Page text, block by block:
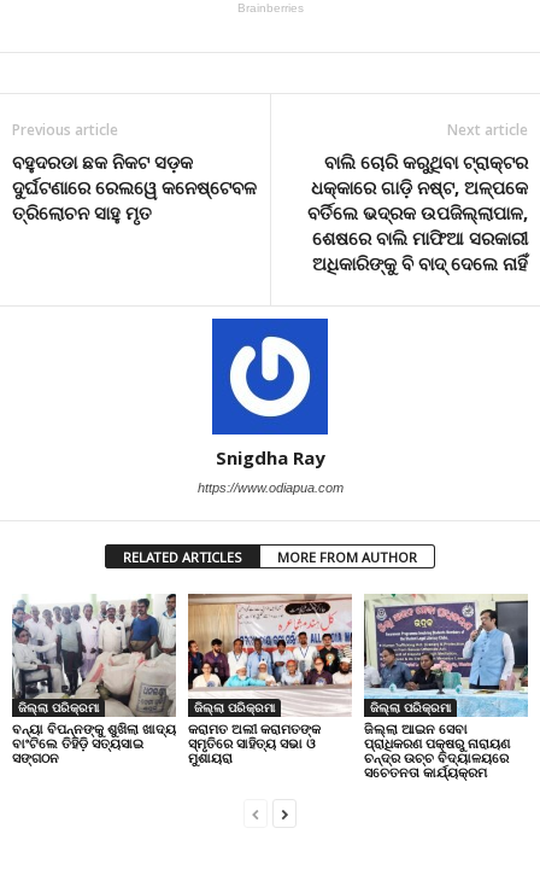
Previous article
ବହୁଦରଡା ଛକ ନିକଟ ସଡ଼କ
ଦୁର୍ଘଟଣାରେ ରେଲୱେ କନେଷ୍ଟେବଳ
ତ୍ରିଲୋଚନ ସାହୁ ମୃତ
Next article
ବାଲି ଚୋରି କରୁଥିବା ଟ୍ରାକ୍ଟର
ଧକ୍କାରେ ଗାଡ଼ି ନଷ୍ଟ, ଅଳ୍ପକେ
ବର୍ତିଲେ ଭଦ୍ରକ ଉପଜିଲ୍ଲାପାଳ,
ଶେଷରେ ବାଲି ମାଫିଆ ସରକାରୀ
ଅଧିକାରିଙ୍କୁ ବି ବାଦ୍ ଦେଲେ ନାହିଁ
Snigdha Ray
https://www.odiapua.com
RELATED ARTICLES MORE FROM AUTHOR
ଜିଲ୍ଲା ପରିକ୍ରମା
ବନ୍ୟା ବିପନ୍ନଙ୍କୁ ଶୁଖିଲା ଖାଦ୍ୟ
ବାଂଟିଲେ ତିହିଡି଼ ସତ୍ୟସାଇ
ସଙ୍ଗଠନ
ଜିଲ୍ଲା ପରିକ୍ରମା
କରାମତ ଅଲୀ କରାମତଙ୍କ
ସ୍ମୃତିରେ ସାହିତ୍ୟ ସଭା ଓ
ମୁଶାୟରା
ଜିଲ୍ଲା ପରିକ୍ରମା
ଜିଲ୍ଲା ଆଇନ ସେବା
ପ୍ରାଧିକରଣ ପକ୍ଷରୁ ନାରାୟଣ
ଚନ୍ଦ୍ର ଉଚ୍ଚ ବିଦ୍ୟାଳୟରେ
ସଚେତନତା କାର୍ଯ୍ୟକ୍ରମ